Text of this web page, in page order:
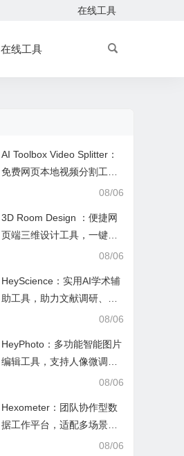
在线工具
在线工具
AI Toolbox Video Splitter：
免费网页本地视频分割工
具，多模式裁切高清视频且
08/06
3D Room Design ：便捷网
页端三维设计工具，一键户
型建模、实时改色布景助力
08/06
HeyScience：实用AI学术辅
助工具，助力文献调研、论
文审阅与日常学业研究工作
08/06
HeyPhoto：多功能智能图片
编辑工具，支持人像微调、
艺术创作与日常隐私防护08/06
Hexometer：团队协作型数
据工作平台，适配多场景数
据分析、高效办公与企业安
08/06